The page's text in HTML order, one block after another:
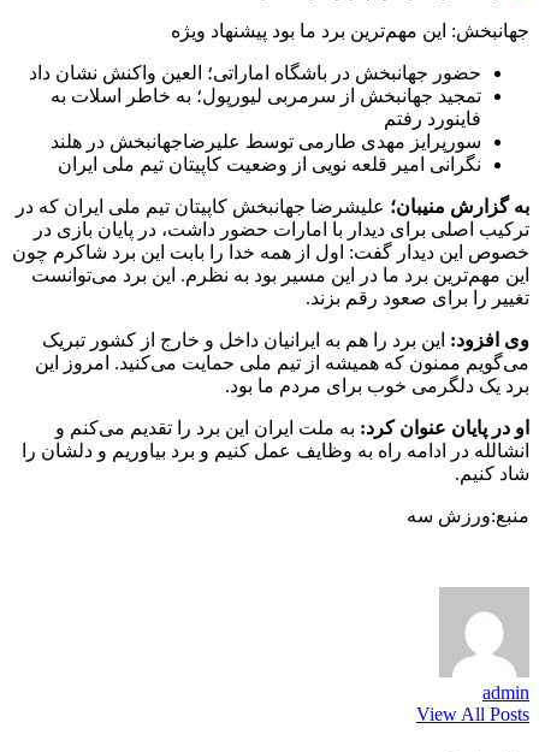
جهانبخش: این مهم‌ترین برد ما بود پیشنهاد ویژه
حضور جهانبخش در باشگاه اماراتی؛ العین واکنش نشان داد
تمجید جهانبخش از سرمربی لیورپول؛ به خاطر اسلات به
فاینورد رفتم
سورپرایز مهدی طارمی توسط علیرضاجهانبخش در هلند
نگرانی امیر قلعه نویی از وضعیت کاپیتان تیم ملی ایران
به گزارش منیبان؛ علیشرضا جهانبخش کاپیتان تیم ملی ایران که در
ترکیب اصلی برای دیدار با امارات حضور داشت، در پایان بازی در
خصوص این دیدار گفت: اول از همه خدا را بابت این برد شاکرم چون
این مهم‌ترین برد ما در این مسیر بود به نظرم. این برد می‌توانست
تغییر را برای صعود رقم بزند.
وی افزود: این برد را هم به ایرانیان داخل و خارج از کشور تبریک
می‌گویم ممنون که همیشه از تیم ملی حمایت می‌کنید. امروز این
برد یک دلگرمی خوب برای مردم ما بود.
او در پایان عنوان کرد: به ملت ایران این برد را تقدیم می‌کنم و
انشالله در ادامه راه به وظایف عمل کنیم و برد بیاوریم و دلشان را
شاد کنیم.
منبع:ورزش سه
admin
View All Posts